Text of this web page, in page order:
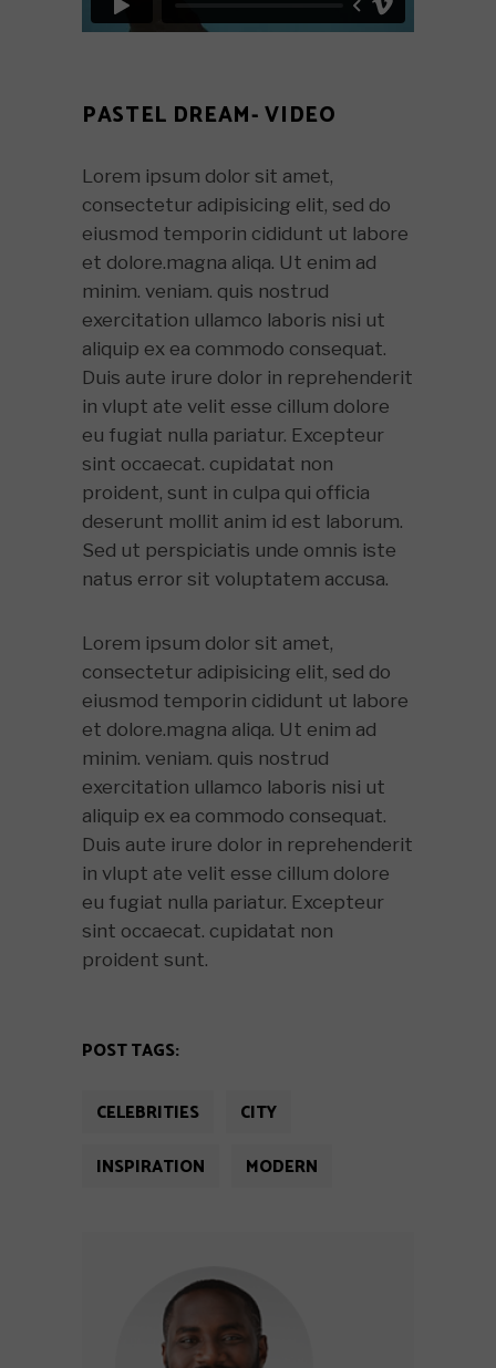
PASTEL DREAM- VIDEO
Lorem ipsum dolor sit amet,
consectetur adipisicing elit, sed do
eiusmod temporin cididunt ut labore
et dolore.magna aliqa. Ut enim ad
minim. veniam. quis nostrud
exercitation ullamco laboris nisi ut
aliquip ex ea commodo consequat.
Duis aute irure dolor in reprehenderit
in vlupt ate velit esse cillum dolore
eu fugiat nulla pariatur. Excepteur
sint occaecat. cupidatat non
proident, sunt in culpa qui officia
deserunt mollit anim id est laborum.
Sed ut perspiciatis unde omnis iste
natus error sit voluptatem accusa.
Lorem ipsum dolor sit amet,
consectetur adipisicing elit, sed do
eiusmod temporin cididunt ut labore
et dolore.magna aliqa. Ut enim ad
minim. veniam. quis nostrud
exercitation ullamco laboris nisi ut
aliquip ex ea commodo consequat.
Duis aute irure dolor in reprehenderit
in vlupt ate velit esse cillum dolore
eu fugiat nulla pariatur. Excepteur
sint occaecat. cupidatat non
proident sunt.
POST TAGS:
CELEBRITIES
CITY
INSPIRATION
MODERN